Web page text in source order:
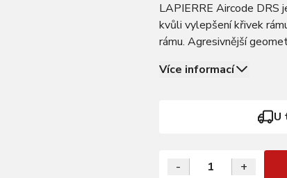
LAPIERRE Aircode DRS
kvůli vylepšení křivek
rámu. Agresivnější
Více informací
U
- +